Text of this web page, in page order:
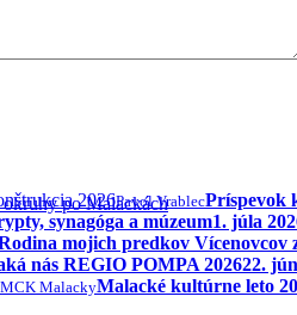
okruhy po Malackách
Pavol VrablecPríspevok
synagóga a múzeum1. júla
mojich predkov Vícenovcov
nás REGIO POMPA 202622.
MCK MalackyMalacké kultúrne leto